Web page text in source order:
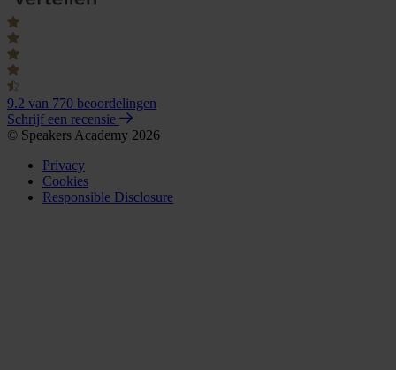
9.2 van 770 beoordelingen
Schrijf een recensie
© Speakers Academy 2026
Privacy
Cookies
Responsible Disclosure